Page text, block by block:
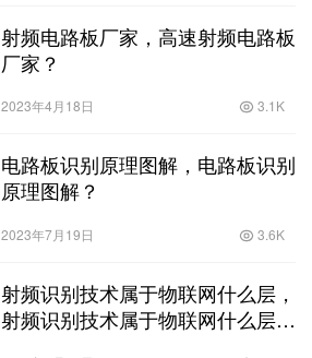
射频电路板厂家，高速射频电路板
厂家？
2023年4月18日 3.1K
电路板识别原理图解，电路板识别
原理图解？
2023年7月19日 3.6K
射频识别技术属于物联网什么层，
射频识别技术属于物联网什么层